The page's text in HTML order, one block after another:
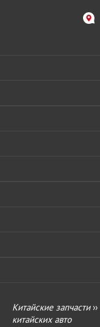
Китайские запчасти››
китайских авто